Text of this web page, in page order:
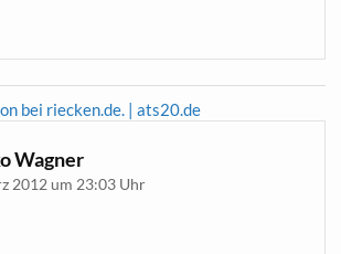
bei riecken.de. | ats20.de
Wagner
2012 um 23:03 Uhr